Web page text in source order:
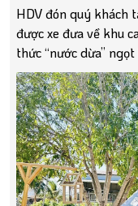
HDV đón quý khách
được xe đưa về khu
thức “nước dừa”